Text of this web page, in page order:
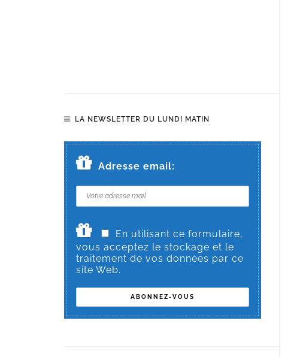
LA NEWSLETTER DU LUNDI MATIN
Adresse email:
En utilisant ce formulaire,
vous acceptez le stockage et le
traitement de vos données par ce
site Web.